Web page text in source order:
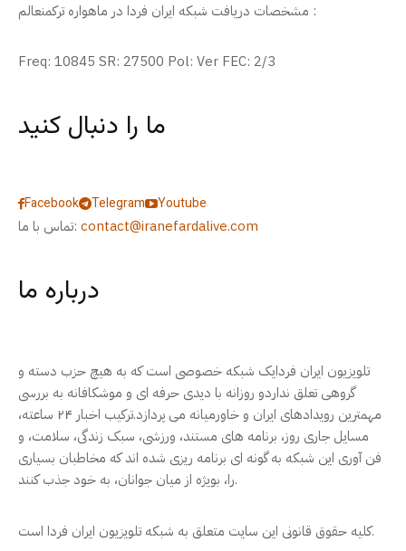
مشخصات دریافت شبکه ایران فردا در ماهواره ترکمنعالم :
Freq: 10845 SR: 27500 Pol: Ver FEC: 2/3
ما را دنبال کنید
Facebook Telegram
Youtube
تماس با ما: contact@iranefardalive.com
درباره ما
تلویزیون ایران فردایک شبکه خصوصی است که به هیچ حزب دسته و
گروهی تعلق نداردو روزانه با دیدی حرفه ای و موشکافانه به بررسی
مهمترین رویدادهای ایران و خاورمیانه می پردازد.ترکیب اخبار ۲۴ ساعته،
مسایل جاری روز، برنامه های مستند، ورزشی، سبک زندگی، سلامت، و
فن آوری این شبکه به گونه ای برنامه ریزی شده اند که مخاطبان بسیاری
را، بویژه از میان جوانان، به خود جذب کنند.
کلیه حقوق قانونی این سایت متعلق به شبکه تلویزیون ایران فردا است.